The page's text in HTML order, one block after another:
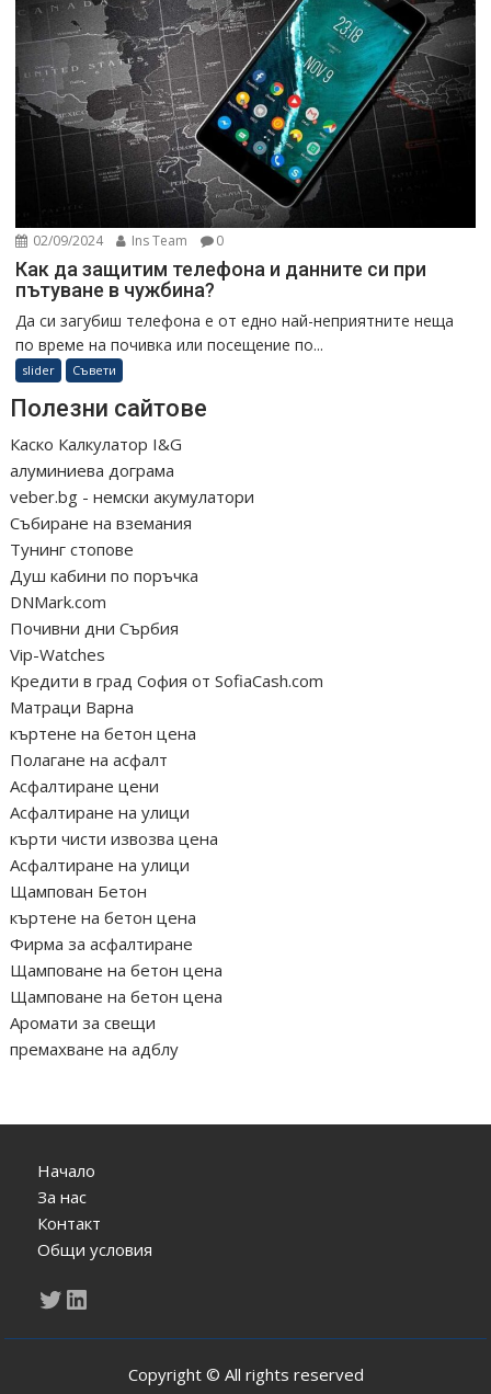
02/09/2024 Ins Team 0
Как да защитим телефона и данните си при
пътуване в чужбина?
Да си загубиш телефона е от едно най-неприятните неща
по време на почивка или посещение по...
slider Съвети
Полезни сайтове
Каско Калкулатор I&G
алуминиева дограма
veber.bg - немски акумулатори
Събиране на вземания
Тунинг стопове
Душ кабини по поръчка
DNMark.com
Почивни дни Сърбия
Vip-Watches
Кредити в град София от SofiaCash.com
Матраци Варна
къртене на бетон цена
Полагане на асфалт
Асфалтиране цени
Асфалтиране на улици
кърти чисти извозва цена
Асфалтиране на улици
Щампован Бетон
къртене на бетон цена
Фирма за асфалтиране
Щамповане на бетон цена
Щамповане на бетон цена
Аромати за свещи
премахване на адблу
Начало
За нас
Контакт
Общи условия
Twitter
LinkedIn
Copyright © All rights reserved